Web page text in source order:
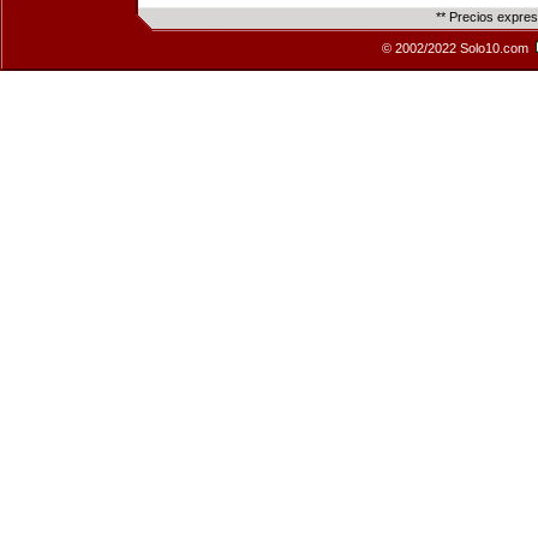
** Precios
© 2002/2022 Solo10.com